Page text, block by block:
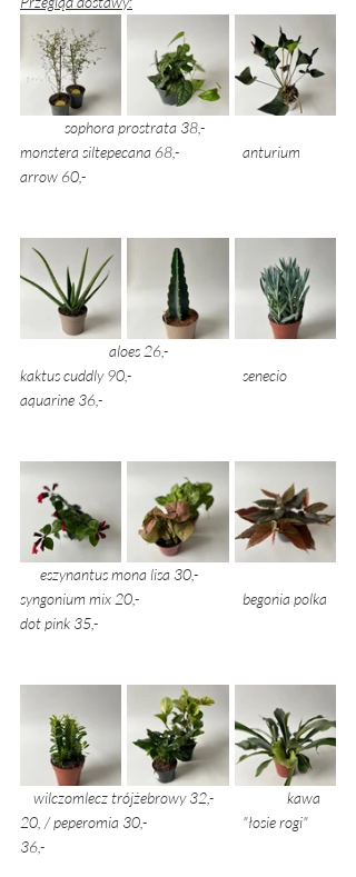
sophora prostrata 38,-
monstera siltepecana 68,-
anturium
arrow 60,-
aloes 26,-
kaktus cuddly 90,-
senecio
aquarine 36,-
syngonium mix 20,- 			begonia polka
dot pink 35,-
20, / peperomia 30,-			"łosie rogi"
36,-